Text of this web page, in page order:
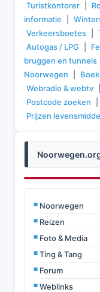
Noorwegen
Reizen
Foto & Media
Ting & Tang
Forum
Weblinks
Turistkontorer
informatie
Verkeersboetes
Autogas / LPG
bruggen en tunnels
Noorwegen
Webradio & webtv
Postcode zoeken
Prijzen